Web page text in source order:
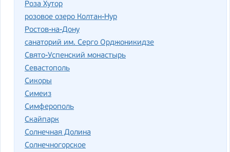
Роза Хутор
розовое озеро Колтан-Нур
Ростов-на-Дону
санаторий им. Серго Орджоникидзе
Свято-Успенский монастырь
Севастополь
Сикоры
Симеиз
Симферополь
Скайпарк
Солнечная Долина
Солнечногорское